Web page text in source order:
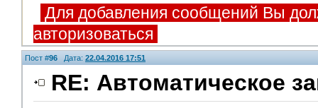
Для добавления сообщений Вы
авторизоваться
Пост #96 Дата: 22.04.2016 17:51
RE: Автоматическое